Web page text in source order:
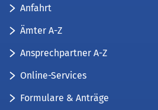
Anfahrt
Ämter A-Z
Ansprechpartner A-Z
Online-Services
Formulare & Anträge